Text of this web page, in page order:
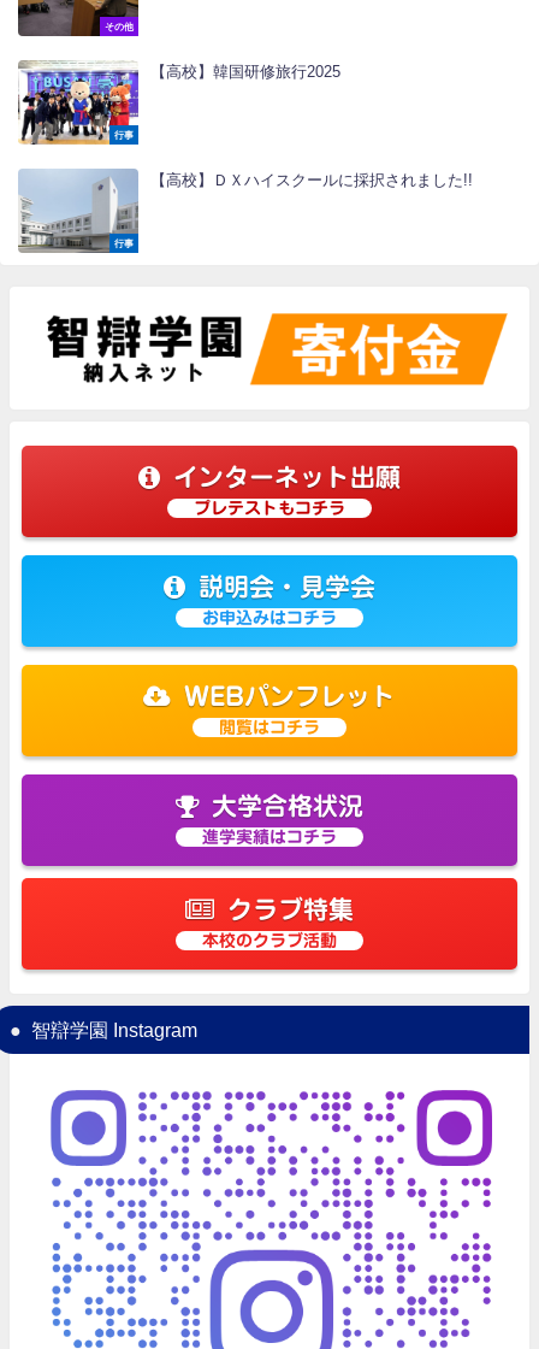
その他
行事
【高校】韓国研修旅行2025
行事
【高校】ＤＸハイスクールに採択されました!!
インターネット出願
プレテストもコチラ
説明会・見学会
お申込みはコチラ
WEBパンフレット
閲覧はコチラ
大学合格状況
進学実績はコチラ
クラブ特集
本校のクラブ活動
智辯学園 Instagram